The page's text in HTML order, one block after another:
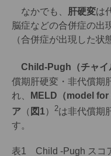
なかでも、 肝硬変は
脳症などの合併症の出
（合併症が出現した状
Child-Pugh（チャイ
償期肝硬変・非代償期
れ、
MELD（model
ア （ 図1） 2は非代償期
す。
表1 Child -Pugh スコ